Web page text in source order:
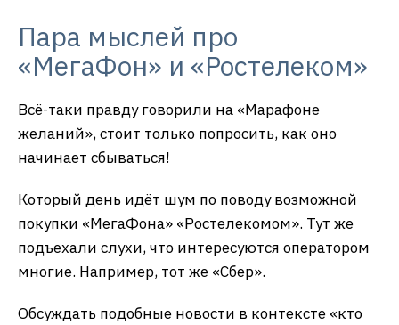
Пара мыслей про
«МегаФон» и «Ростелеком»
Всё-таки правду говорили на «Марафоне
желаний», стоит только попросить, как оно
начинает сбываться!
Который день идёт шум по поводу возможной
покупки «МегаФона» «Ростелекомом». Тут же
подъехали слухи, что интересуются оператором
многие. Например, тот же «Сбер».
Обсуждать подобные новости в контексте «кто